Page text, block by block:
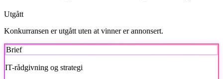
Utgått
Konkurransen er utgått uten at vinner er annonsert.
Brief
IT-rådgivning og strategi